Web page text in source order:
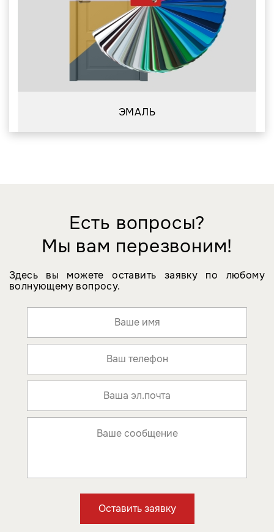
ЭМАЛЬ
Есть вопросы?
Мы вам перезвоним!
Здесь вы можете оставить заявку по любому
волнующему вопросу.